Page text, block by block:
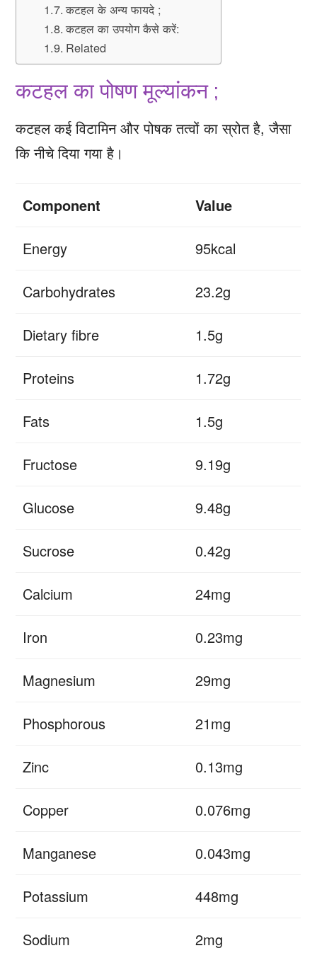
कटहल के अन्य फायदे ;
कटहल का उपयोग कैसे करें:
Related
कटहल का पोषण मूल्यांकन ;
कटहल कई विटामिन और पोषक तत्वों का स्रोत है, जैसा
कि नीचे दिया गया है।
Component Value
Energy 95kcal
Carbohydrates 23.2g
Dietary fibre 1.5g
Proteins 1.72g
Fats 1.5g
Fructose 9.19g
Glucose 9.48g
Sucrose 0.42g
Calcium 24mg
Iron 0.23mg
Magnesium 29mg
Phosphorous 21mg
Zinc 0.13mg
Copper 0.076mg
Manganese 0.043mg
Potassium 448mg
Sodium 2mg